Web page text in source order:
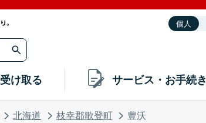
個人
受け取る サービス・お手続き
北海道 枝幸郡歌登町 豊沃